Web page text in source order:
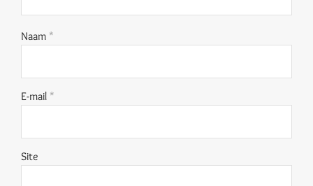
Naam *
E-mail *
Site